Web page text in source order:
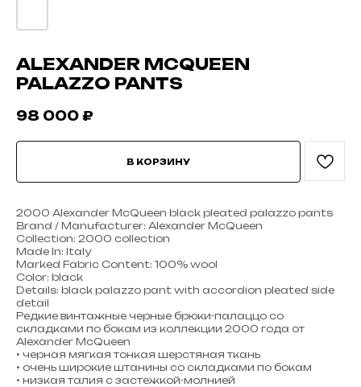
ALEXANDER MCQUEEN
PALAZZO PANTS
98 000 ₽
В КОРЗИНУ
2000 Alexander McQueen black pleated palazzo pants
Brand / Manufacturer: Alexander McQueen
Collection: 2000 collection
Made In: Italy
Marked Fabric Content: 100% wool
Color: black
Details: black palazzo pant with accordion pleated side
detail
Редкие винтажные черные брюки-палаццо со
складками по бокам из коллекции 2000 года от
Alexander McQueen
• черная мягкая тонкая шерстяная ткань
• очень широкие штанины со складками по бокам
• низкая талия с застежкой-молнией